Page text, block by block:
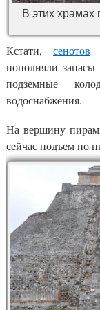
В этих
Кстати, сенотов
пополняли
подземные
водоснабжения.
На вершину
сейчас подъем по